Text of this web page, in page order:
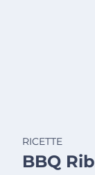
RICETTE
BBQ